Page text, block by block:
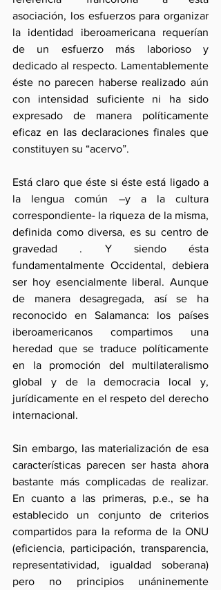
asociación, los esfuerzos para organizar
la identidad iberoamericana requerían
de un esfuerzo más laborioso y
dedicado al respecto. Lamentablemente
éste no parecen haberse realizado aún
con intensidad suficiente ni ha sido
expresado de manera políticamente
eficaz en las declaraciones finales que
constituyen su “acervo”.
Está claro que éste si éste está ligado a
la lengua común –y a la cultura
correspondiente- la riqueza de la misma,
definida como diversa, es su centro de
gravedad . Y siendo ésta
fundamentalmente Occidental, debiera
ser hoy esencialmente liberal. Aunque
de manera desagregada, así se ha
reconocido en Salamanca: los países
iberoamericanos compartimos una
heredad que se traduce políticamente
en la promoción del multilateralismo
global y de la democracia local y,
jurídicamente en el respeto del derecho
internacional.
Sin embargo, las materialización de esa
características parecen ser hasta ahora
bastante más complicadas de realizar.
En cuanto a las primeras, p.e., se ha
establecido un conjunto de criterios
compartidos para la reforma de la ONU
(eficiencia, participación, transparencia,
representatividad, igualdad soberana)
pero no principios unáninemente